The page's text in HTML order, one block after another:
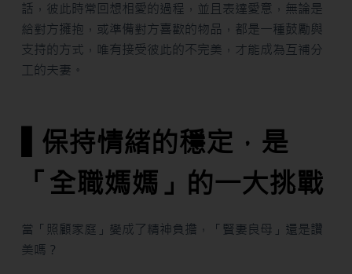
話，彼此時常回想相愛的過程，並且表達愛意，無論是
給對方擁抱，或準備對方喜歡的物品，都是一種鼓勵與
支持的方式，唯有接受彼此的不完美，才能成為互補分
工的夫妻。
▌保持情緒的穩定，是
「全職媽媽」的一大挑戰
當「照顧家庭」變成了精神負擔，「賢妻良母」還是讚
美嗎？